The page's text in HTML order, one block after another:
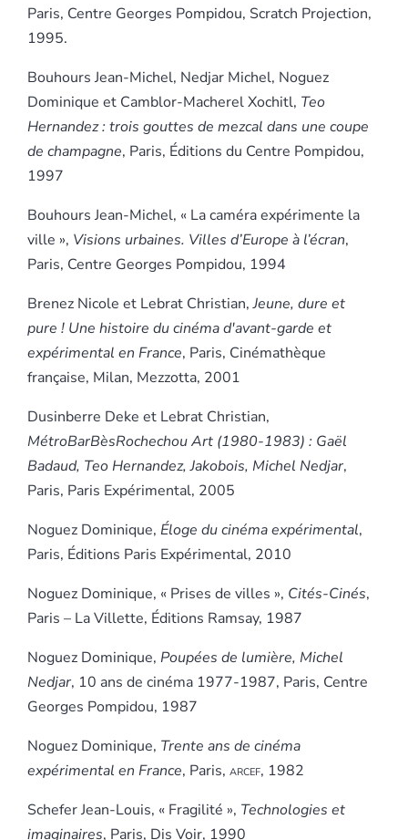
Paris, Centre Georges Pompidou, Scratch Projection,
1995.
Bouhours Jean-Michel, Nedjar Michel, Noguez
Dominique et Camblor-Macherel Xochitl, Teo
Hernandez : trois gouttes de mezcal dans une coupe
de champagne, Paris, Éditions du Centre Pompidou,
1997
Bouhours Jean-Michel, « La caméra expérimente la
ville », Visions urbaines. Villes d’Europe à l’écran,
Paris, Centre Georges Pompidou, 1994
Brenez Nicole et Lebrat Christian,Jeune, dure et
pure ! Une histoire du cinéma d'avant-garde et
expérimental en France, Paris, Cinémathèque
française, Milan, Mezzotta, 2001
Dusinberre Deke et Lebrat Christian,
MétroBarBèsRochechou Art (1980-1983) : Gaël
Badaud, Teo Hernandez, Jakobois, Michel Nedjar,
Paris, Paris Expérimental, 2005
Noguez Dominique, Éloge du cinéma expérimental,
Paris, Éditions Paris Expérimental, 2010
Noguez Dominique, « Prises de villes », Cités-Cinés,
Paris – La Villette, Éditions Ramsay, 1987
Noguez Dominique, Poupées de lumière, Michel
Nedjar, 10 ans de cinéma 1977-1987, Paris, Centre
Georges Pompidou, 1987
Noguez Dominique, Trente ans de cinéma
expérimental en France, Paris, arcef, 1982
Schefer Jean-Louis, « Fragilité », Technologies et
imaginaires, Paris, Dis Voir, 1990